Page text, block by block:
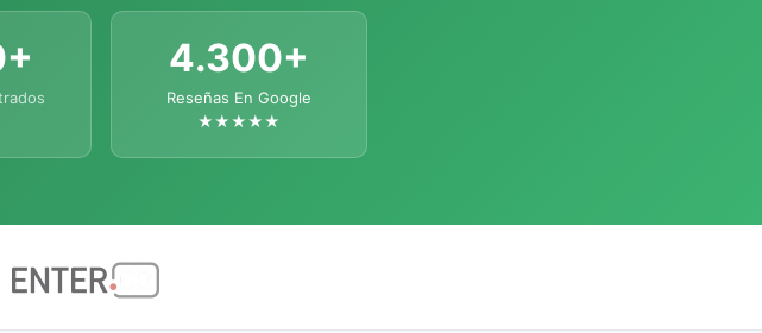
4.300+
Reseñas En Google
★★★★★